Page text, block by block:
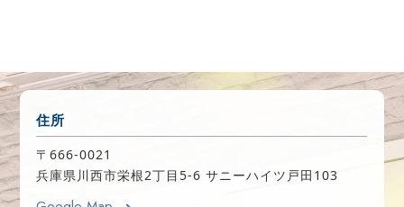
住所
〒666-0021
兵庫県川西市栄根2丁目5-6 サニーハイツ戸田103